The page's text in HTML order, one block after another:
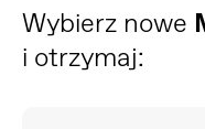
Wybierz nowe
i otrzymaj: